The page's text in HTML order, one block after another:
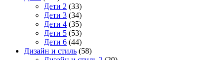
Дети 2 (33)
Дети 3 (34)
Дети 4 (35)
Дети 5 (53)
Дети 6 (44)
Дизайн и стиль (58)